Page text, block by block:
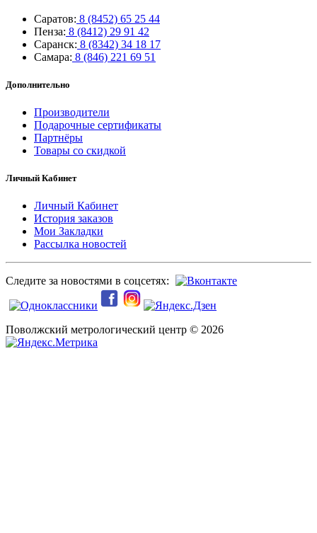
Саратов: 8 (8452) 65 25 44
Пенза: 8 (8412) 29 91 42
Саранск: 8 (8342) 34 18 17
Самара: 8 (846) 221 69 51
Дополнительно
Производители
Подарочные сертификаты
Партнёры
Товары со скидкой
Личный Кабинет
Личный Кабинет
История заказов
Мои Закладки
Рассылка новостей
Следите за новостями в соцсетях:
Поволжский метрологический центр © 2026